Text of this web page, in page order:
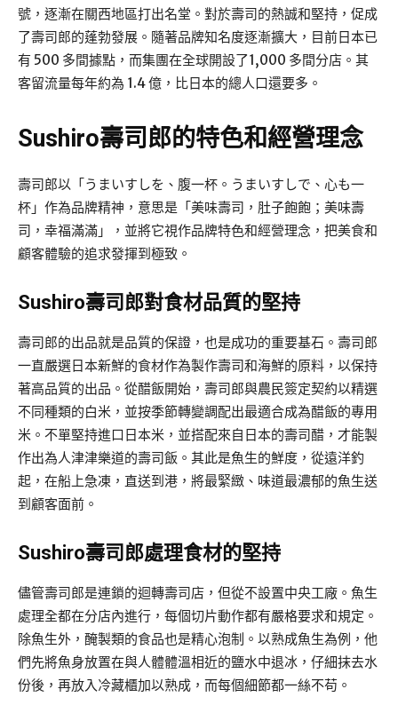
號，逐漸在關西地區打出名堂。對於壽司的熱誠和堅持，促成
了壽司郎的蓬勃發展。隨著品牌知名度逐漸擴大，目前日本已
有 500 多間據點，而集團在全球開設了1,000 多間分店。其
客留流量每年約為 1.4 億，比日本的總人口還要多。
Sushiro壽司郎的特色和經營理念
壽司郎以「うまいすしを、腹一杯。うまいすしで、心も一
杯」作為品牌精神，意思是「美味壽司，肚子飽飽；美味壽
司，幸福滿滿」，並將它視作品牌特色和經營理念，把美食和
顧客體驗的追求發揮到極致。
Sushiro壽司郎對食材品質的堅持
壽司郎的出品就是品質的保證，也是成功的重要基石。壽司郎
一直嚴選日本新鮮的食材作為製作壽司和海鮮的原料，以保持
著高品質的出品。從醋飯開始，壽司郎與農民簽定契約以精選
不同種類的白米，並按季節轉變調配出最適合成為醋飯的專用
米。不單堅持進口日本米，並搭配來自日本的壽司醋，才能製
作出為人津津樂道的壽司飯。其此是魚生的鮮度，從遠洋釣
起，在船上急凍，直送到港，將最緊緻、味道最濃郁的魚生送
到顧客面前。
Sushiro壽司郎處理食材的堅持
儘管壽司郎是連鎖的迴轉壽司店，但從不設置中央工廠。魚生
處理全都在分店內進行，每個切片動作都有嚴格要求和規定。
除魚生外，醃製類的食品也是精心泡制。以熟成魚生為例，他
們先將魚身放置在與人體體溫相近的鹽水中退冰，仔細抹去水
份後，再放入冷藏櫃加以熟成，而每個細節都一絲不苟。